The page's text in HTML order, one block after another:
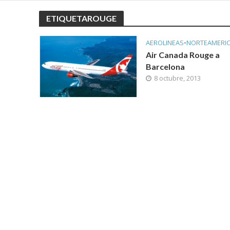
ETIQUETAROUGE
AEROLINEAS•
Air Canada Rouge a
Barcelona
8 octubre, 2013